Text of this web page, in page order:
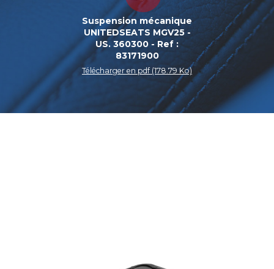
Suspension mécanique
UNITEDSEATS MGV25 -
US. 360300 - Ref :
83171900
Télécharger en pdf (178.79 Ko)